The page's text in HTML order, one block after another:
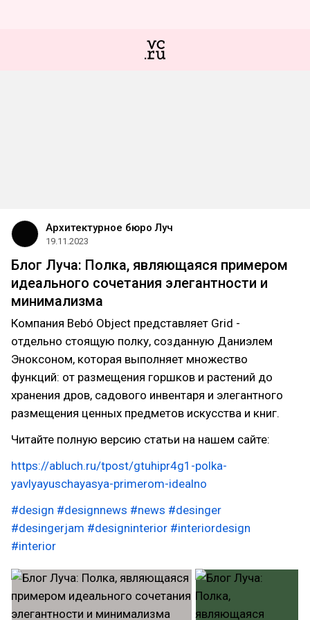
Архитектурное бюро Луч
19.11.2023
Блог Луча: Полка, являющаяся примером
идеального сочетания элегантности и
минимализма
Компания Bebó Object представляет Grid -
отдельно стоящую полку, созданную Даниэлем
Эноксоном, которая выполняет множество
функций: от размещения горшков и растений до
хранения дров, садового инвентаря и элегантного
размещения ценных предметов искусства и книг.
Читайте полную версию статьи на нашем сайте:
https://abluch.ru/tpost/gtuhipr4g1-polka-
yavlyayuschayasya-primerom-idealno
#design #designnews #news #desinger
#desingerjam #designinterior #interiordesign
#interior